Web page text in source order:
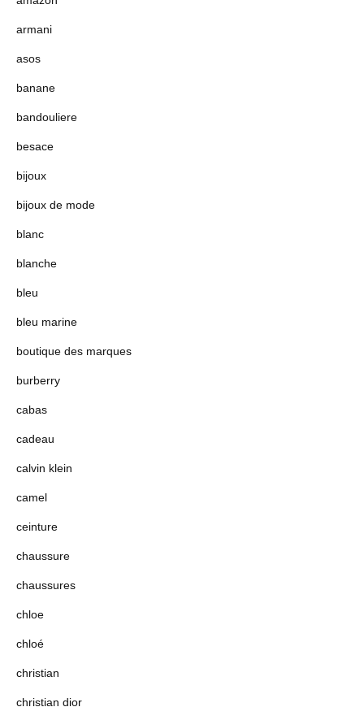
armani
asos
banane
bandouliere
besace
bijoux
bijoux de mode
blanc
blanche
bleu
bleu marine
boutique des marques
burberry
cabas
cadeau
calvin klein
camel
ceinture
chaussure
chaussures
chloe
chloé
christian
christian dior